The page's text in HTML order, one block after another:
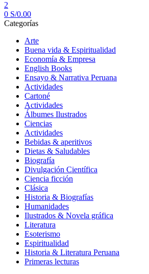
2
0 S/0.00
Categorías
Arte
Buena vida & Espiritualidad
Economía & Empresa
English Books
Ensayo & Narrativa Peruana
Actividades
Cartoné
Actividades
Álbumes Ilustrados
Ciencias
Actividades
Bebidas & aperitivos
Dietas & Saludables
Biografía
Divulgación Científica
Ciencia ficción
Clásica
Historia & Biografías
Humanidades
Ilustrados & Novela gráfica
Literatura
Esoterismo
Espiritualidad
Historia & Literatura Peruana
Primeras lecturas